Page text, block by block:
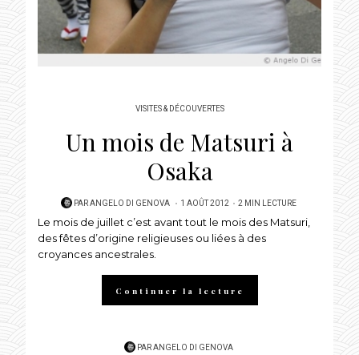
VISITES & DÉCOUVERTES
Un mois de Matsuri à
Osaka
PARANGELO DI GENOVA
POSTED
ON
1 AOÛT 2012 2 MIN LECTURE
Le mois de juillet c’est avant tout le mois des Matsuri,
des fêtes d’origine religieuses ou liées à des
croyances ancestrales.
Continuer la lecture
PARANGELO DI GENOVA